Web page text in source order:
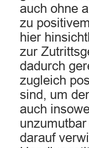
auch ohne
zu
hier
zur
dadurch
zugleich
sind, um
auch
darauf